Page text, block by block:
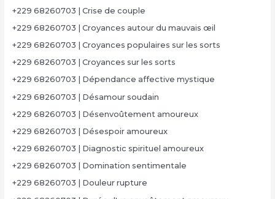
+229 68260703 | Crise de couple
+229 68260703 | Croyances autour du mauvais œil
+229 68260703 | Croyances populaires sur les sorts
+229 68260703 | Croyances sur les sorts
+229 68260703 | Dépendance affective mystique
+229 68260703 | Désamour soudain
+229 68260703 | Désenvoûtement amoureux
+229 68260703 | Désespoir amoureux
+229 68260703 | Diagnostic spirituel amoureux
+229 68260703 | Domination sentimentale
+229 68260703 | Douleur rupture